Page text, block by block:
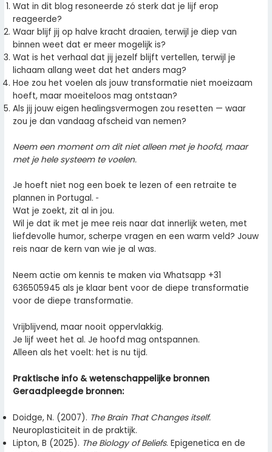
Wat in dit blog resoneerde zó sterk dat je lijf erop
reageerde?
Waar blijf jij op halve kracht draaien, terwijl je diep van
binnen weet dat er meer mogelijk is?
Wat is het verhaal dat jij jezelf blijft vertellen, terwijl je
lichaam allang weet dat het anders mag?
Hoe zou het voelen als jouw transformatie niet moeizaam
hoeft, maar moeiteloos mag ontstaan?
Als jij jouw eigen healingsvermogen zou resetten — waar
zou je dan vandaag afscheid van nemen?
Neem een moment om dit niet alleen met je hoofd, maar
met je hele systeem te voelen.
Je hoeft niet nog een boek te lezen of een retraite te
plannen in Portugal.
Wat je zoekt, zit al in jou.
Wil je dat ik met je mee reis naar dat innerlijk weten, met
liefdevolle humor, scherpe vragen en een warm veld? Jouw
reis naar de kern van wie je al was.
Neem actie om kennis te maken via Whatsapp +31
636505945 als je klaar bent voor de diepe transformatie
voor de diepe transformatie.
Vrijblijvend, maar nooit oppervlakkig.
Je lijf weet het al. Je hoofd mag ontspannen.
Alleen als het voelt: het is nu tijd.
Praktische info & wetenschappelijke bronnen
Geraadpleegde bronnen:
Doidge, N. (2007). The Brain That Changes itself.
Neuroplasticiteit in de praktijk.
Lipton, B (2025). The Biology of Beliefs. Epigenetica en de